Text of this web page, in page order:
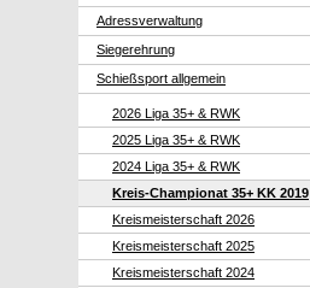
Adressverwaltung
Siegerehrung
Schießsport allgemein
2026 Liga 35+ & RWK
2025 Liga 35+ & RWK
2024 Liga 35+ & RWK
Kreis-Championat 35+ KK 2019
Kreismeisterschaft 2026
Kreismeisterschaft 2025
Kreismeisterschaft 2024